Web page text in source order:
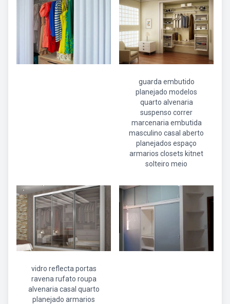
guarda embutido
planejado modelos
quarto alvenaria
suspenso correr
marcenaria embutida
masculino casal aberto
planejados espaço
armarios closets kitnet
solteiro meio
vidro reflecta portas
ravena rufato roupa
alvenaria casal quarto
planejado armarios